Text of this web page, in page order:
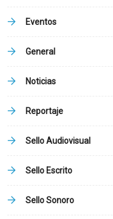
Eventos
General
Noticias
Reportaje
Sello Audiovisual
Sello Escrito
Sello Sonoro